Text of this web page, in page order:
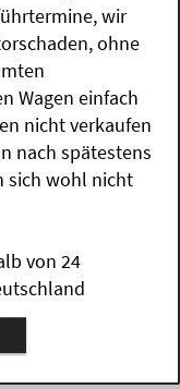
wir
ohne
Wagen einfach
nicht verkaufen
nach spätestens
sich wohl nicht
von 24